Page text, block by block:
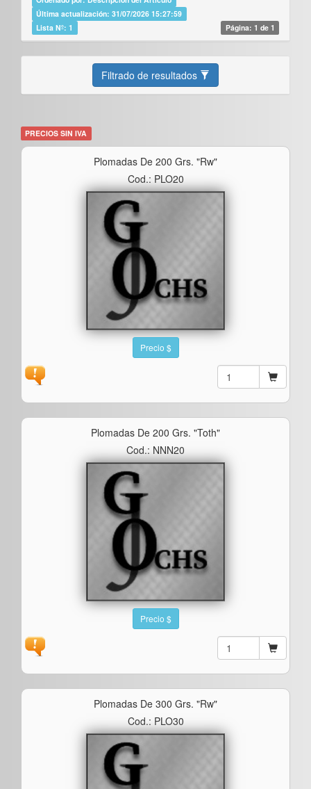
Última actualización: 31/07/2026 15:27:59
Lista Nº: 1
Página: 1 de 1
Filtrado de resultados
PRECIOS SIN IVA
Plomadas De 200 Grs. "rw"
Cod.: PLO20
Precio $
Plomadas De 200 Grs. "toth"
Cod.: NNN20
Precio $
Plomadas De 300 Grs. "rw"
Cod.: PLO30